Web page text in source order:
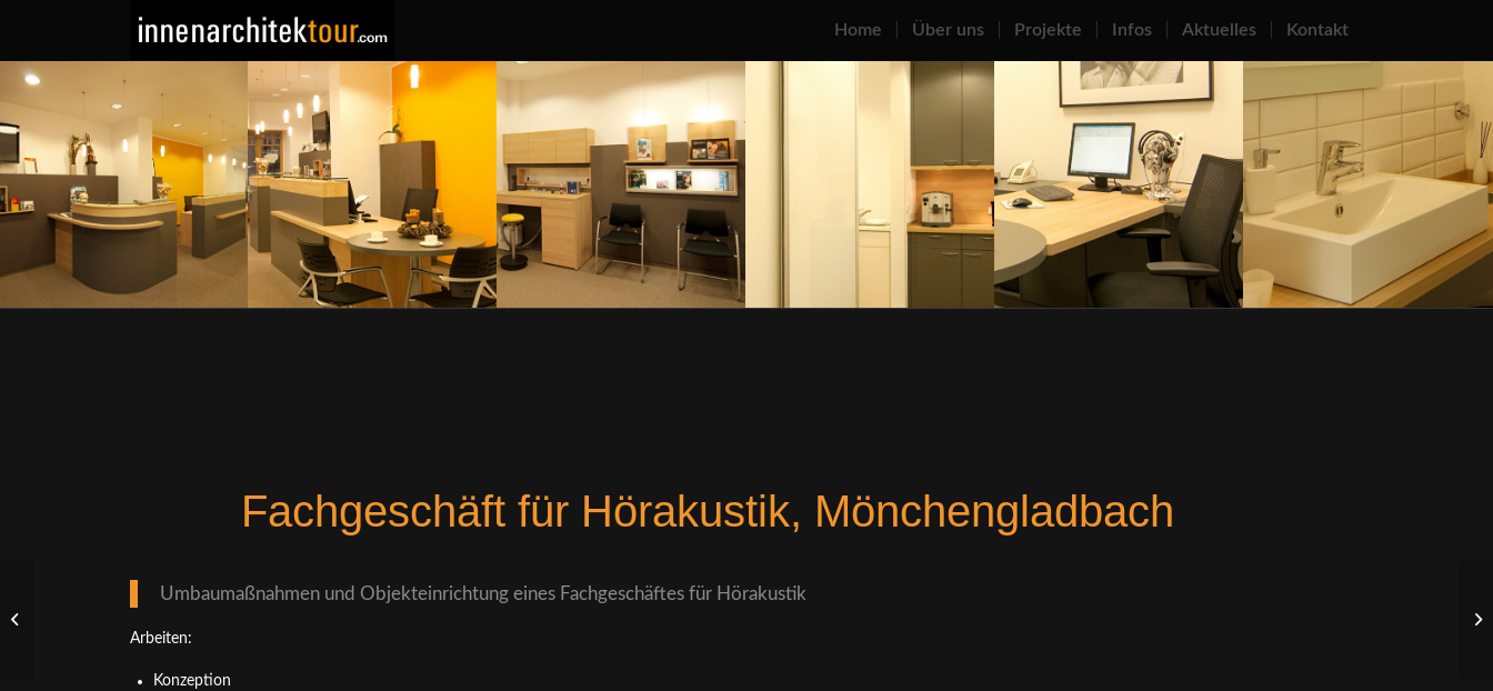
Home Über uns Projekte Infos Aktuelles Kontakt
Fachgeschäft für Hörakustik, Mönchengladbach
Umbaumaßnahmen und Objekteinrichtung eines Fachgeschäftes für Hörakustik
Arbeiten:
Konzeption
Mönchengladbach